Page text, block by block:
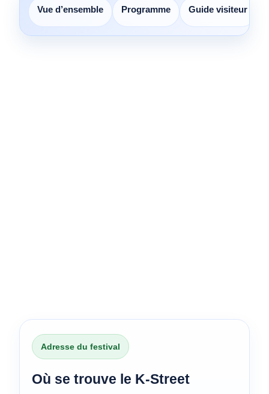
Vue d’ensemble Programme Guide visiteur
Adresse du festival
Où se trouve le K-Street